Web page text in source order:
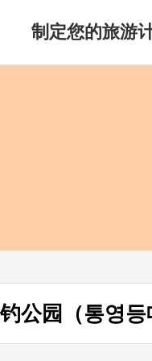
制定您的旅游
公园（통영등